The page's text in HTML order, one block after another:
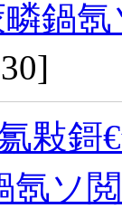
鍋氬
敤鎶
ソ